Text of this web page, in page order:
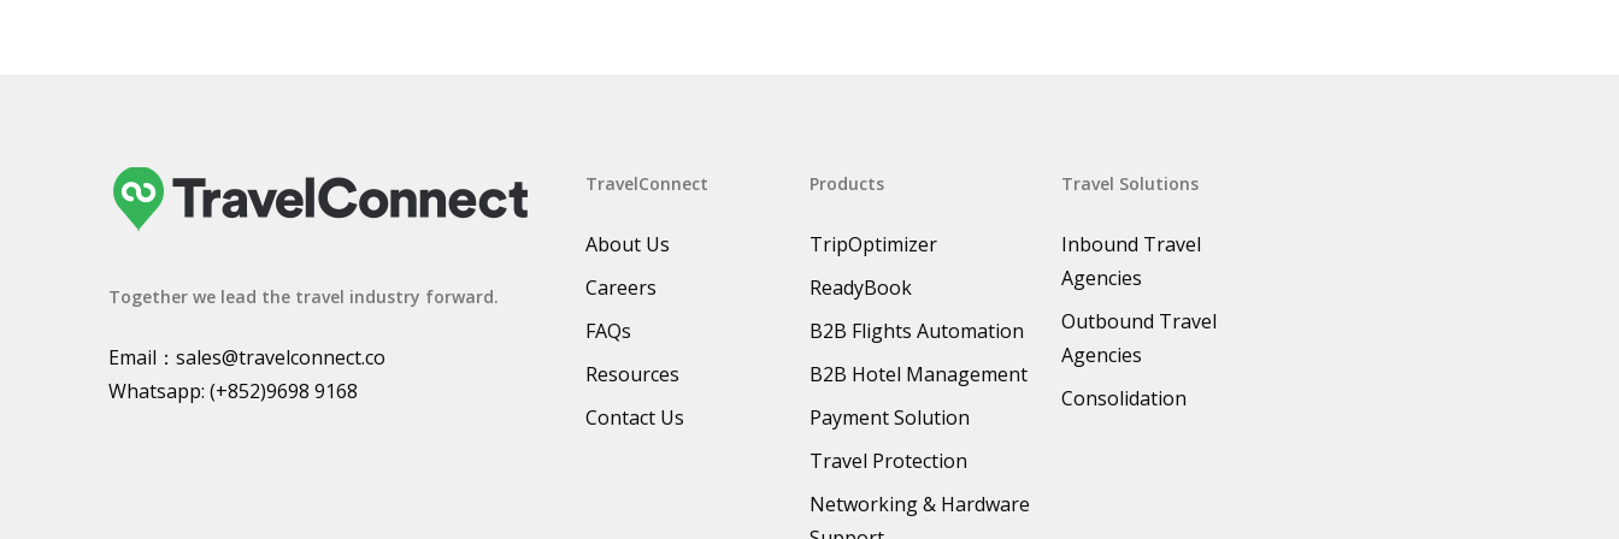
Together we lead the travel industry forward.
Email： sales@travelconnect.co
Whatsapp: (+852)9698 9168
TravelConnect
About Us
Careers
FAQs
Resources
Contact Us
Products
TripOptimizer
ReadyBook
B2B Flights Automation
B2B Hotel Management
Payment Solution
Travel Protection
Networking & Hardware
Travel Solutions
Inbound Travel
Agencies
Outbound Travel
Agencies
Consolidation